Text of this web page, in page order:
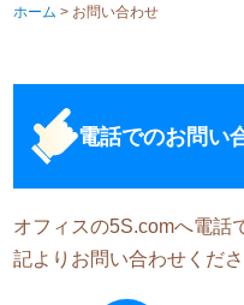
ホーム > お問い合わせ
電話でのお問い
オフィスの5S.comへ電話
記よりお問い合わせくださ